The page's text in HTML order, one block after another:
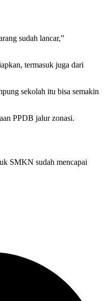
sudah lancar,”
termasuk juga dari
sekolah itu bisa semakin
PPDB jalur zonasi.
SMKN sudah mencapai